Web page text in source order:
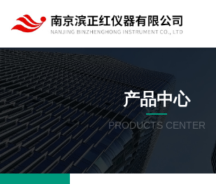
产品中心
PRODUCTS CENTER